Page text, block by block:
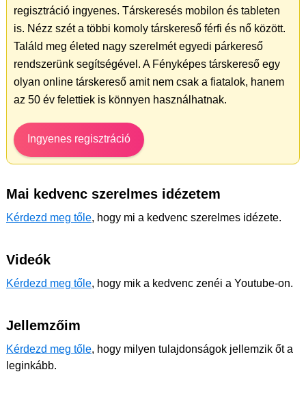
regisztráció ingyenes. Társkeresés mobilon és tableten
is. Nézz szét a többi komoly társkereső férfi és nő között.
Találd meg életed nagy szerelmét egyedi párkereső
rendszerünk segítségével. A Fényképes társkereső egy
olyan online társkereső amit nem csak a fiatalok, hanem
az 50 év felettiek is könnyen használhatnak.
Ingyenes regisztráció
Mai kedvenc szerelmes idézetem
Kérdezd meg tőle, hogy mi a kedvenc szerelmes idézete.
Videók
Kérdezd meg tőle, hogy mik a kedvenc zenéi a Youtube-on.
Jellemzőim
Kérdezd meg tőle, hogy milyen tulajdonságok jellemzik őt a
leginkább.